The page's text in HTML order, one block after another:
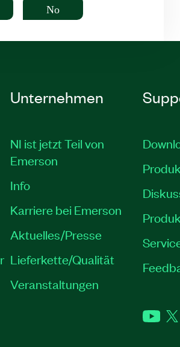
No
Unternehmen
NI ist jetzt Teil von
Emerson
Info
Karriere bei Emerson
Aktuelles/Presse
Lieferkette/Qualität
Veranstaltungen